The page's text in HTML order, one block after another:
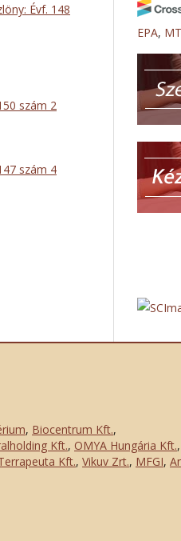
Évf. 148
szám 2
szám 4
EPA,
, Biocentrum Kft.,
Kft., OMYA Hungária Kft.,
Kft., Vikuv Zrt., MFGI,